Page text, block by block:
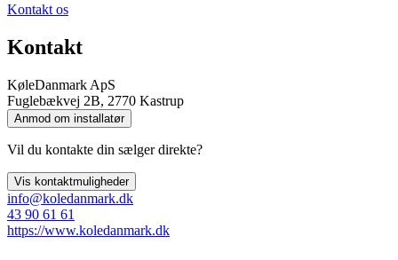
Kontakt os
Kontakt
KøleDanmark ApS
Fuglebækvej 2B, 2770 Kastrup
Anmod om installatør
Vil du kontakte din sælger direkte?
Vis kontaktmuligheder
info@koledanmark.dk
43 90 61 61
https://www.koledanmark.dk